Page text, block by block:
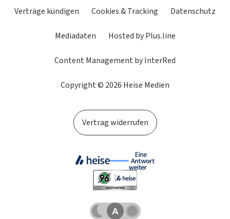
Verträge kündigen Cookies & Tracking Datenschutz
Mediadaten Hosted by Plus.line
Content Management by InterRed
Copyright © 2026 Heise Medien
Vertrag widerrufen